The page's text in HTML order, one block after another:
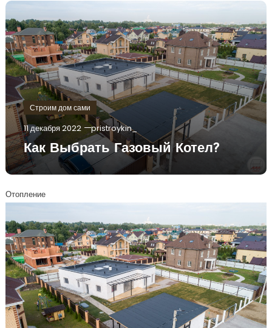
Строим дом сами
11 декабря 2022 pristroykin_
Как Выбрать Газовый Котел?
Отопление